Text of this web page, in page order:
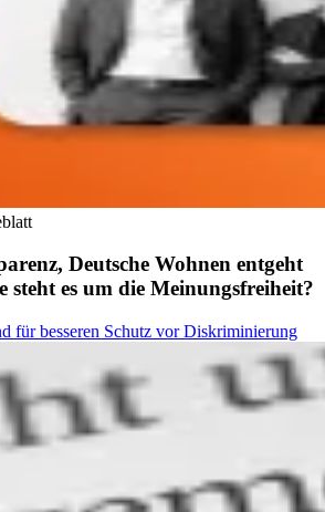
Deutsche Wohnen entgeht
es um die Meinungsfreiheit?
für besseren Schutz vor Diskriminierung